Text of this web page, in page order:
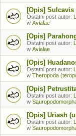
[Opis] Sulcavis
Ostatni post autor:
w Avialae
[Opis]
Ostatni post autor:
w Avialae
[Opis]
Ostatni post autor:
w Theropoda
[Opis]
Ostatni post autor:
w
[Opis] Uriash
Ostatni post autor:
w